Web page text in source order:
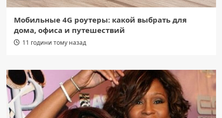
Мобильные 4G роутеры: какой выбрать для
дома, офиса и путешествий
11 години тому назад